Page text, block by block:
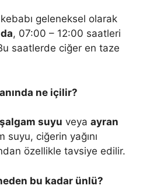
geleneksel olarak
, 07:00 – 12:00 saatleri
saatlerde ciğer en taze
ne içilir?
şalgam suyu veya ayran
suyu, ciğerin yağını
özellikle tavsiye edilir.
bu kadar ünlü?